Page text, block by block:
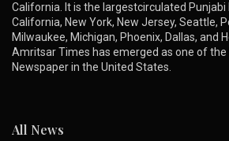
California. It is the largestcirculated Punjabi
California, New York, New Jersey, Seattle,
Milwaukee, Michigan, Phoenix, Dallas, and
Amritsar Times has emerged as one of the
Newspaper in the United States.
All News